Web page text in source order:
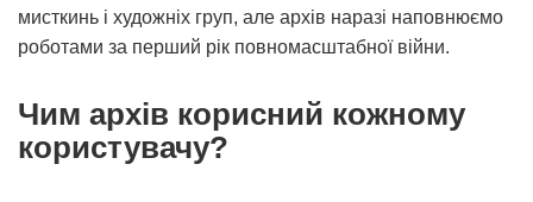
мисткинь і художніх груп, але архів наразі наповнюємо
роботами за перший рік повномасштабної війни.
Чим архів корисний кожному
користувачу?